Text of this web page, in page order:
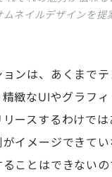
ムネイルデザインを提
ンは、あくまで
緻なUIやグラフ
ースするわけでは
イメージできて
ことはできないの